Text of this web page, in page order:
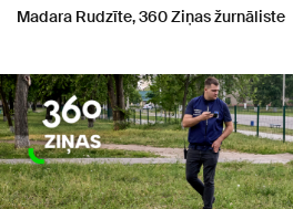
Madara Rudzīte, 360 Ziņas žurnāliste